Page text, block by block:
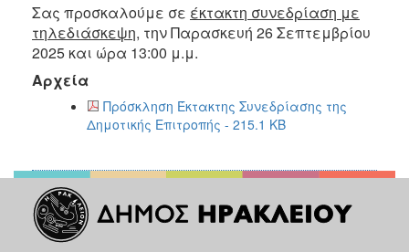
2021
2020
2018
2017
2015
2013
2012
Σας προσκαλούμε σε έκτακτη συνεδρίαση με
τηλεδιάσκεψη, την Παρασκευή 26 Σεπτεμβρίου
2025 και ώρα 13:00 μ.μ.
Αρχεία
Πρόσκληση Έκτακτης Συνεδρίασης της
Δημοτικής Επιτροπής - 215.1 KB